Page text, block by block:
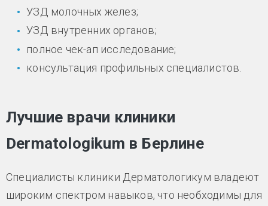
УЗД молочных желез;
УЗД внутренних органов;
полное чек-ап исследование;
консультация профильных специалистов.
Лучшие врачи клиники
Dermatologikum в Берлине
Специалисты клиники Дерматологикум владеют
широким спектром навыков, что необходимы для